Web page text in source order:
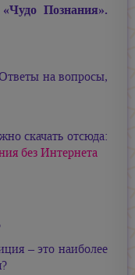
Познания».
на вопросы,
скачать отсюда:
без Интернета
– это наиболее